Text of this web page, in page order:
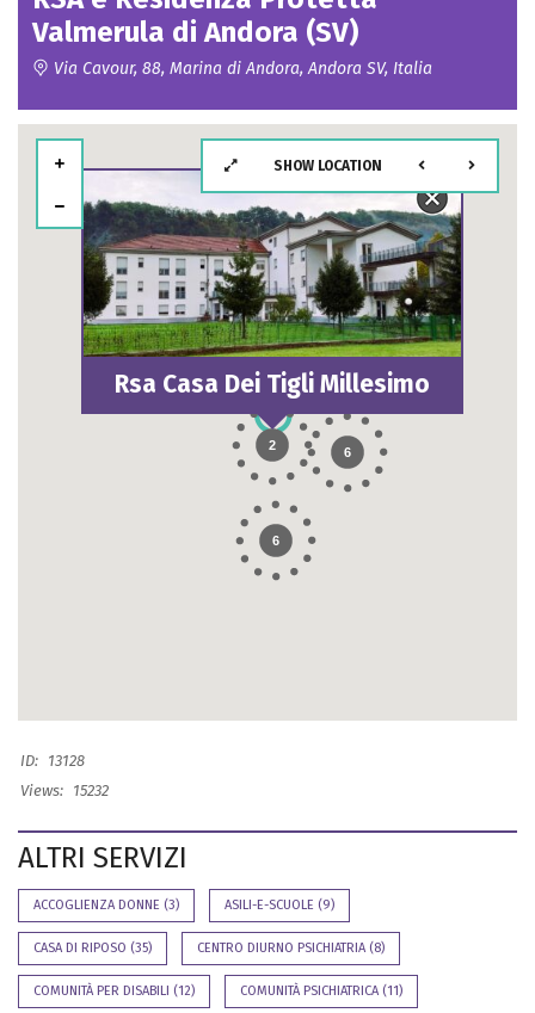
Valmerula di Andora (SV)
Via Cavour, 88, Marina di Andora, Andora SV, Italia
6
6
2
5
Rsa Casa Dei Tigli Millesimo
SHOW LOCATION
ID: 13128
Views: 15232
ALTRI SERVIZI
ACCOGLIENZA DONNE (3) ASILI-E-SCUOLE (9)
CASA DI RIPOSO (35) CENTRO DIURNO PSICHIATRIA (8)
COMUNITÀ PER DISABILI (12) COMUNITÀ PSICHIATRICA (11)